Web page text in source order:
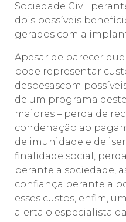
Sociedade Civil
dois possíveis
gerados com a
Apesar de parecer
pode representar
despesascom
de um programa
maiores – perda de
condenação ao
de imunidade e de
finalidade social,
perante a sociedade,
confiança perante a
esses custos, enfim,
alerta o especialista da